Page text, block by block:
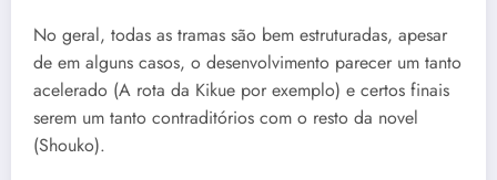
No geral, todas as tramas são bem estruturadas, apesar
de em alguns casos, o desenvolvimento parecer um tanto
acelerado (A rota da Kikue por exemplo) e certos finais
serem um tanto contraditórios com o resto da novel
(Shouko).